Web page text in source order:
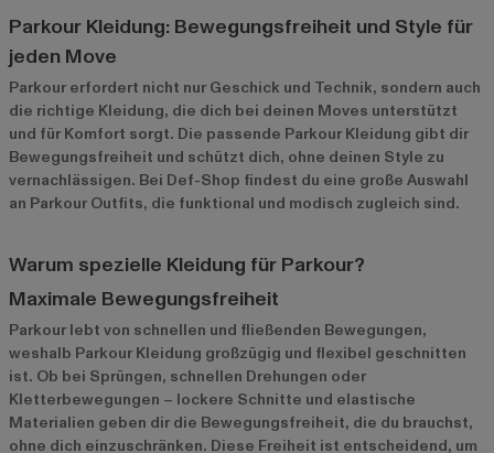
Parkour Kleidung: Bewegungsfreiheit und Style für
jeden Move
Parkour erfordert nicht nur Geschick und Technik, sondern auch
die richtige Kleidung, die dich bei deinen Moves unterstützt
und für Komfort sorgt. Die passende Parkour Kleidung gibt dir
Bewegungsfreiheit und schützt dich, ohne deinen Style zu
vernachlässigen. Bei Def-Shop findest du eine große Auswahl
an Parkour Outfits, die funktional und modisch zugleich sind.
Warum spezielle Kleidung für Parkour?
Maximale Bewegungsfreiheit
Parkour lebt von schnellen und fließenden Bewegungen,
weshalb Parkour Kleidung großzügig und flexibel geschnitten
ist. Ob bei Sprüngen, schnellen Drehungen oder
Kletterbewegungen – lockere Schnitte und elastische
Materialien geben dir die Bewegungsfreiheit, die du brauchst,
ohne dich einzuschränken. Diese Freiheit ist entscheidend, um